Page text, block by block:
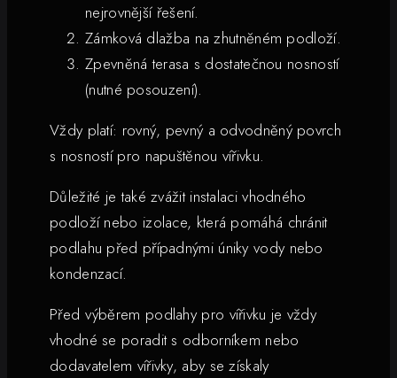
nejrovnější řešení.
Zámková dlažba na zhutněném podloží.
Zpevněná terasa s dostatečnou nosností
(nutné posouzení).
Vždy platí: rovný, pevný a odvodněný povrch
s nosností pro napuštěnou vířivku.
Důležité je také zvážit instalaci vhodného
podloží nebo izolace, která pomáhá chránit
podlahu před případnými úniky vody nebo
kondenzací.
Před výběrem podlahy pro vířivku je vždy
vhodné se poradit s odborníkem nebo
dodavatelem vířivky, aby se získaly